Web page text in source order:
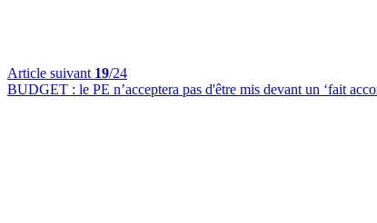
Article suivant 19/24
BUDGET : le PE n’acceptera pas d'être mis devant un ‘fait